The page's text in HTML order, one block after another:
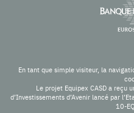
En tant que simple visiteur, la
Le projet Equipex CASD a reçu
d’Investissements d’Avenir lancé par
10-